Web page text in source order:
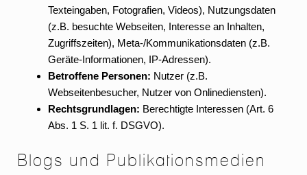
Texteingaben, Fotografien, Videos), Nutzungsdaten
(z.B. besuchte Webseiten, Interesse an Inhalten,
Zugriffszeiten), Meta-/Kommunikationsdaten (z.B.
Geräte-Informationen, IP-Adressen).
Betroffene Personen: Nutzer (z.B.
Webseitenbesucher, Nutzer von Onlinediensten).
Rechtsgrundlagen: Berechtigte Interessen (Art. 6
Abs. 1 S. 1 lit. f. DSGVO).
Blogs und Publikationsmedien